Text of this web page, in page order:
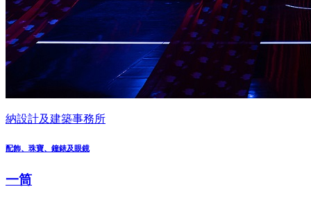
納設計及建築事務所
配飾、珠寶、鐘錶及眼鏡
一筒